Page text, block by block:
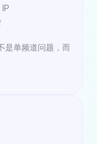
是单频道问题，而